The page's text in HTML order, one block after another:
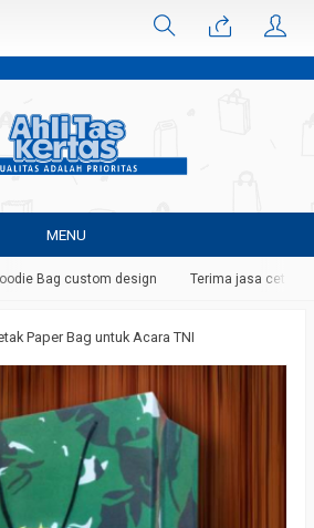
MENU
Bag custom design Terima jasa cetak dan
Paper Bag untuk Acara TNI